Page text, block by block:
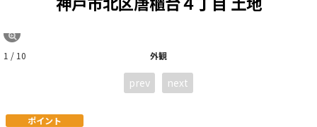
外観
1 / 10
prev next
ポイント